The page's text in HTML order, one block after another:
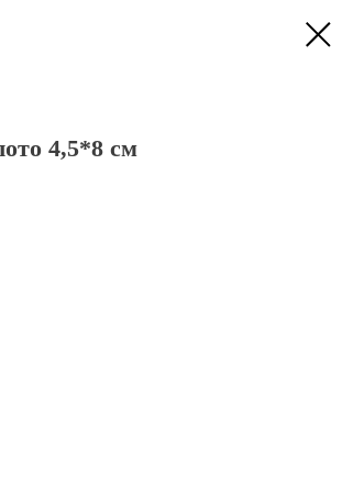
4,5*8 см